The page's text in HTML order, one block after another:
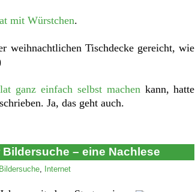
mit Würstchen.
weihnachtlichen Tischdecke gereicht, wie
ganz einfach selbst machen kann, hatte
Ja, das geht auch.
– eine Nachlese
Bildersuche, Internet